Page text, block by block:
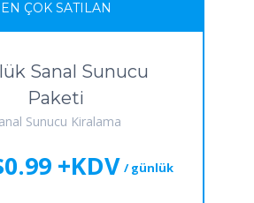
EN ÇOK SATILAN
Sanal Sunucu
Paketi
Sunucu Kiralama
+KDV / günlük